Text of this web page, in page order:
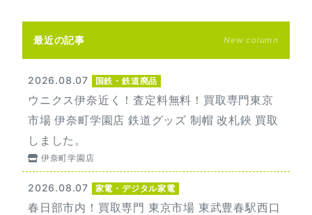
最近の記事 New column
2026.08.07 国鉄・鉄道廃品
ウニクス伊奈近く！査定料無料！買取専門東京
市場 伊奈町学園店 鉄道グッズ 制帽 改札鋏 買取
しました。
伊奈町学園店
2026.08.07 家電・デジタル家電
春日部市内！買取専門 東京市場 東武豊春駅西口